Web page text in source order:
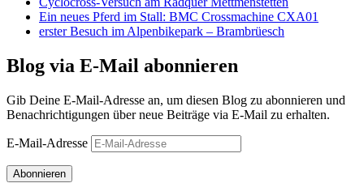
Ein neues Pferd im Stall: BMC Crossmachine CXA01
erster Besuch im Alpenbikepark – Brambrüesch
Blog via E-Mail abonnieren
Gib Deine E-Mail-Adresse an, um diesen Blog zu abonnieren und
Benachrichtigungen über neue Beiträge via E-Mail zu erhalten.
E-Mail-Adresse
Abonnieren